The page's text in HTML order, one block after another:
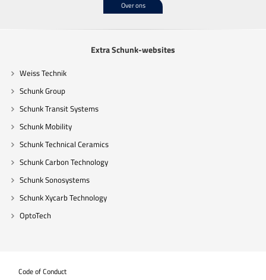
Over ons
Extra Schunk-websites
Weiss Technik
Schunk Group
Schunk Transit Systems
Schunk Mobility
Schunk Technical Ceramics
Schunk Carbon Technology
Schunk Sonosystems
Schunk Xycarb Technology
OptoTech
Code of Conduct